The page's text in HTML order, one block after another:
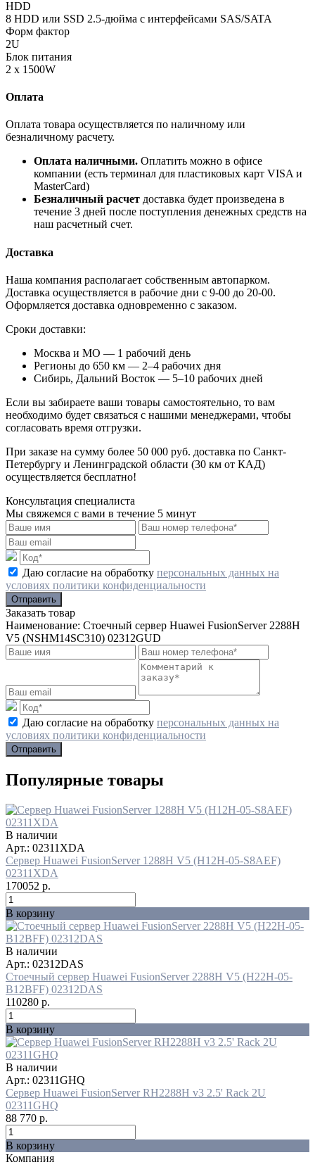
HDD
8 HDD или SSD 2.5-дюйма с интерфейсами SAS/SATA
Форм фактор
2U
Блок питания
2 х 1500W
Оплата
Оплата товара осуществляется по наличному или
безналичному расчету.
Оплата наличными. Оплатить можно в офисе
компании (есть терминал для пластиковых карт VISA и
MasterCard)
Безналичный расчет доставка будет произведена в
течение 3 дней после поступления денежных средств на
наш расчетный счет.
Доставка
Наша компания располагает собственным автопарком.
Доставка осуществляется в рабочие дни с 9-00 до 20-00.
Оформляется доставка одновременно с заказом.
Сроки доставки:
Москва и МО — 1 рабочий день
Регионы до 650 км — 2–4 рабочих дня
Сибирь, Дальний Восток — 5–10 рабочих дней
Если вы забираете ваши товары самостоятельно, то вам
необходимо будет связаться с нашими менеджерами, чтобы
согласовать время отгрузки.
При заказе на сумму более 50 000 руб. доставка по Санкт-
Петербургу и Ленинградской области (30 км от КАД)
осуществляется бесплатно!
Консультация специалиста
Мы свяжемся с вами в течение 5 минут
Даю согласие на обработку персональных данных на
условиях политики конфиденциальности
Отправить
Заказать товар
Наименование: Стоечный сервер Huawei FusionServer 2288H
V5 (NSHM14SC310) 02312GUD
Даю согласие на обработку персональных данных на
условиях политики конфиденциальности
Отправить
Популярные товары
В наличии
Арт.: 02311XDA
Сервер Huawei FusionServer 1288H V5 (H12H-05-S8AEF)
02311XDA
170052 р.
В корзину
В наличии
Арт.: 02312DAS
Стоечный сервер Huawei FusionServer 2288H V5 (H22H-05-
B12BFF) 02312DAS
110280 р.
В корзину
В наличии
Арт.: 02311GHQ
Сервер Huawei FusionServer RH2288H v3 2.5' Rack 2U
02311GHQ
88 770 р.
В корзину
Компания